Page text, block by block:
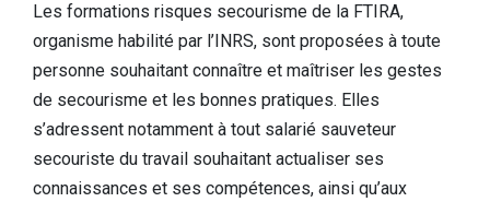
Les formations risques secourisme de la FTIRA,
organisme habilité par l’INRS, sont proposées à toute
personne souhaitant connaître et maîtriser les gestes
de secourisme et les bonnes pratiques. Elles
s’adressent notamment à tout salarié sauveteur
secouriste du travail souhaitant actualiser ses
connaissances et ses compétences, ainsi qu’aux